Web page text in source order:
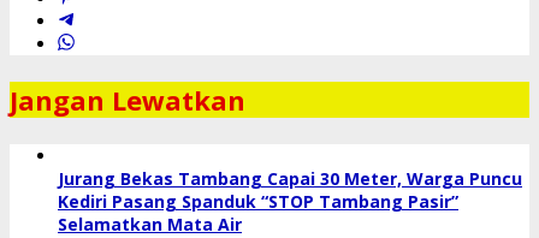
Jangan Lewatkan
Jurang Bekas Tambang Capai 30 Meter, Warga Puncu
Kediri Pasang Spanduk “STOP Tambang Pasir”
Selamatkan Mata Air